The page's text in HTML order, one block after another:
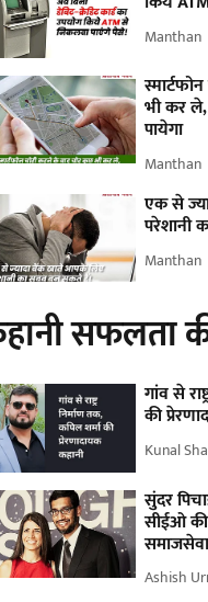
Manthan
भी कर
पायेगा
Manthan
एक से
परेशानी
Manthan
सफलता
गांव से
की
Kunal
सुंदर
सीईओ
Ashish